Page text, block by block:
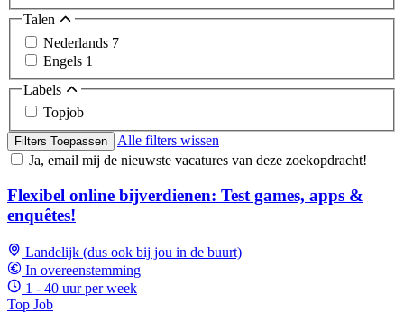
Talen
Nederlands 7
Engels 1
Labels
Topjob
Filters Toepassen
Alle filters wissen
Ja, email mij de nieuwste vacatures van deze zoekopdracht!
Flexibel online bijverdienen: Test games, apps &
enquêtes!
Landelijk (dus ook bij jou in de buurt)
In overeenstemming
1 - 40 uur per week
Top Job